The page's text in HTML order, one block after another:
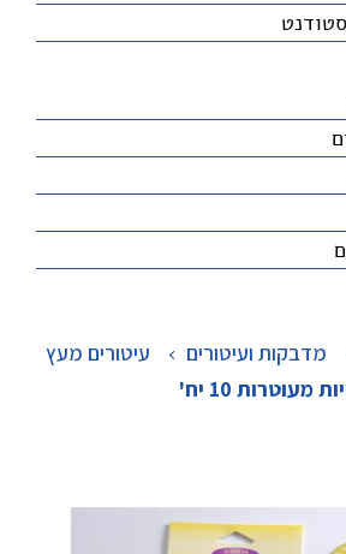
מדבקות ועיטורים > עיטורים מעץ
10 יח'